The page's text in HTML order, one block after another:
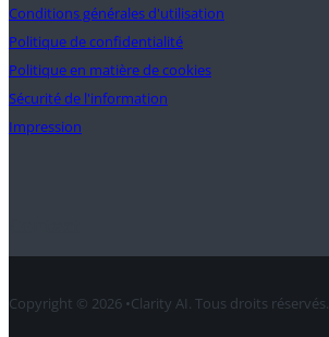
Conditions générales d'utilisation
Politique de confidentialité
Politique en matière de cookies
Sécurité de l'information
Impression
Copyright © 2026 •Clarity AI. Tous droits réservés.